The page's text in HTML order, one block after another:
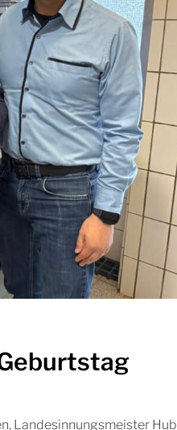
Landesinnungsmeister